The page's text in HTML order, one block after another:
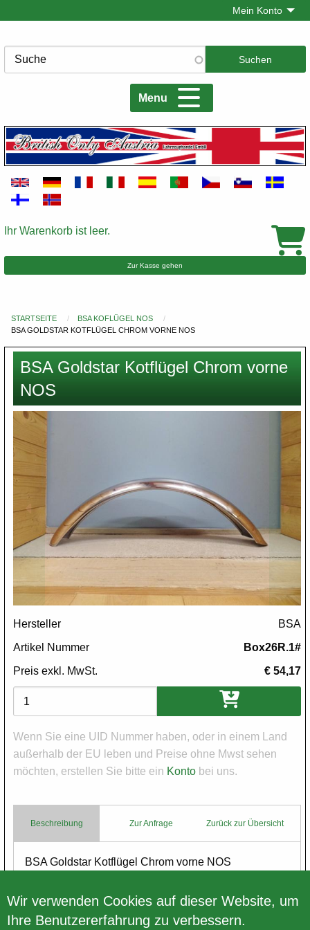
zum
Mein Konto
Suche
Menu
Warenkorb
Ihr Warenkorb ist leer.
Zur Kasse gehen
Du
hier
STARTSEITE
BSA KOFLÜGEL NOS
BSA GOLDSTAR KOTFLÜGEL CHROM VORNE NOS
BSA Goldstar Kotflügel Chrom vorne
NOS
Images
Hersteller
BSA
Artikel Nummer
Box26R.1#
Preis exkl. MwSt.
€ 54,17
Varianten
Wenn Sie eine UID Nummer haben, oder in einem Land
außerhalb der EU leben und Preise ohne Mwst sehen
möchten, erstellen Sie bitte ein Konto bei uns.
Beschreibung Zurück zur Übersicht
Zur Anfrage
Body
BSA Goldstar Kotflügel Chrom vorne NOS
Wir verwenden Cookies auf dieser Website, um
Ihre Benutzererfahrung zu verbessern.